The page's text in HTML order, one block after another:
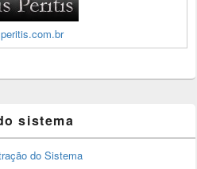
sistema
do Sistema